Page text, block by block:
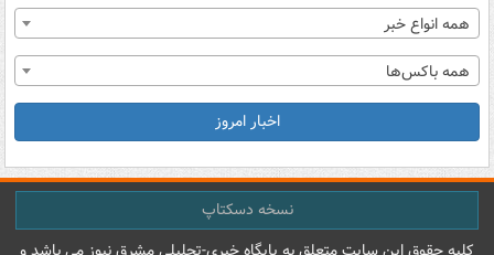
همه انواع خبر
همه باکس‌ها
اخبار امروز
نسخه دسکتاپ